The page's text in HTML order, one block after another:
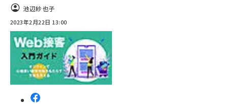
池辺紗也子
2023年2月22日 13:00